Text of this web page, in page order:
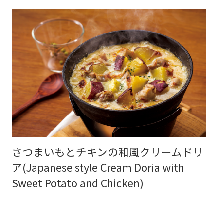
さつまいもとチキンの和風クリームドリ
ア(Japanese style Cream Doria with
Sweet Potato and Chicken)